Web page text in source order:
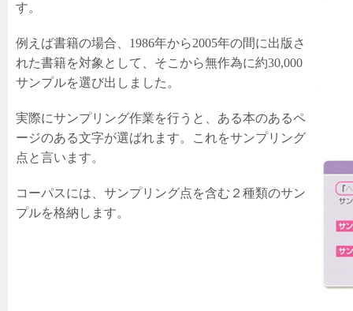
す。
例えば書籍の場合、1986年から2005年の間に出版さ
れた書籍を対象として、そこから無作為に約30,000
サンプルを選び出しました。
実際にサンプリング作業を行うと、ある本のあるペ
ージのある文字が選ばれます。これをサンプリング
点と言います。
コーパスには、サンプリング点を含む２種類のサン
プルを格納します。